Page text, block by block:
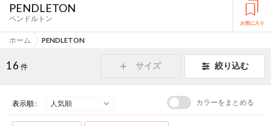
PENDLETON
ペンドルトン お気に入り
ホーム PENDLETON
16 件 サイズ 絞り込む
表示順 : カラーをまとめる